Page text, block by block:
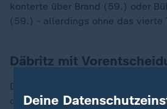
konterte über Brand (59.) oder
(59.) - allerdings ohne das vierte
Däbritz mit
Das kam, als Sara Däbritz (72.)
die inzwischen ausgewechselte
Deine